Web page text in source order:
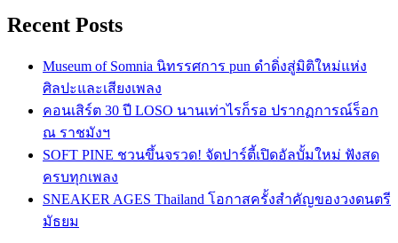
Recent Posts
Museum of Somnia นิทรรศการ pun ดำดิ่งสู่มิติใหม่แห่ง
ศิลปะและเสียงเพลง
คอนเสิร์ต 30 ปี LOSO นานเท่าไรก็รอ ปรากฏการณ์ร็อก
ณ ราชมังฯ
SOFT PINE ชวนขึ้นจรวด! จัดปาร์ตี้เปิดอัลบั้มใหม่ ฟังสด
ครบทุกเพลง
SNEAKER AGES Thailand โอกาสครั้งสำคัญของวงดนตรี
มัธยม